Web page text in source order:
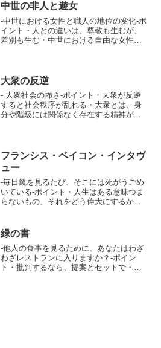
中世の非人と遊女
-中世における女性と職人の地位の変化-ポ
イント・人との違いは、尊敬も生むが、
差別も生む・中世における自由な女性の
大衆の反逆
- 大衆社会の怖さ-ポイント・大衆が反逆
すると社会秩序が乱れる・大衆とは、身
分や階級には関係なく存在する精神が退
フランシス・ベイコン・インタヴ
ュー
-毎日鏡を見るたび、そこには死がうごめ
いている-ポイント・人生はある意味つま
らないもの、それをどう偉大にするか・
えるのは現実が残酷だから
緑の書
-他人の食事を見るために、あなたはわざ
わざレストランに入りますか？-ポイン
ト・批判するなら、提案とセットで・自